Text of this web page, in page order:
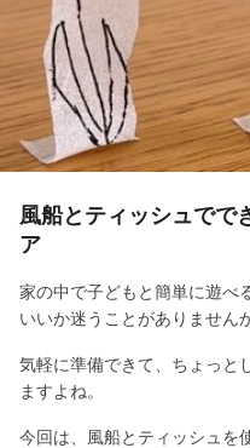
風船とティッシュでで
ア
家の中で子どもと簡単に遊べ
いいか迷うことがありません
気軽に準備できて、ちょっと
ますよね。
今回は、風船とティッシュを